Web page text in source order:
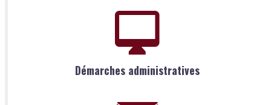
Démarches administratives